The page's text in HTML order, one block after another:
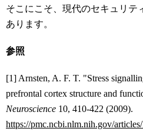
そこにこそ、現代のセキュリテ
あります。
参照
[1] Arnsten, A. F. T. "Stress
prefrontal cortex structure and
Neuroscience 10, 410-422 (2009).
https://pmc.ncbi.nlm.nih.gov/